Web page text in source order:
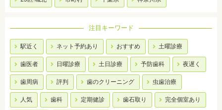
注目キーワード
駅近く ネット予約あり おすすめ 土曜診療
歯医者 日曜診療 土日診療 予防歯科 夜遅く
歯周病 評判 歯のクリーニング 虫歯治療
人気 歯科 定期健診 歯石取り 完全個室あり